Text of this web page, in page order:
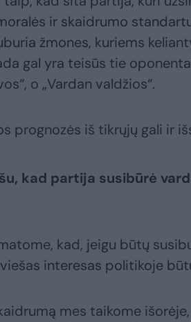
ir skaidrumo
žmones, kuriems
gal yra teisūs tie
o „Vardan valdžios“.
prognozės iš tikrųjų gali ir
kad partija susibūrė
kad, jeigu būtų
interesas politikoje
mes taikome